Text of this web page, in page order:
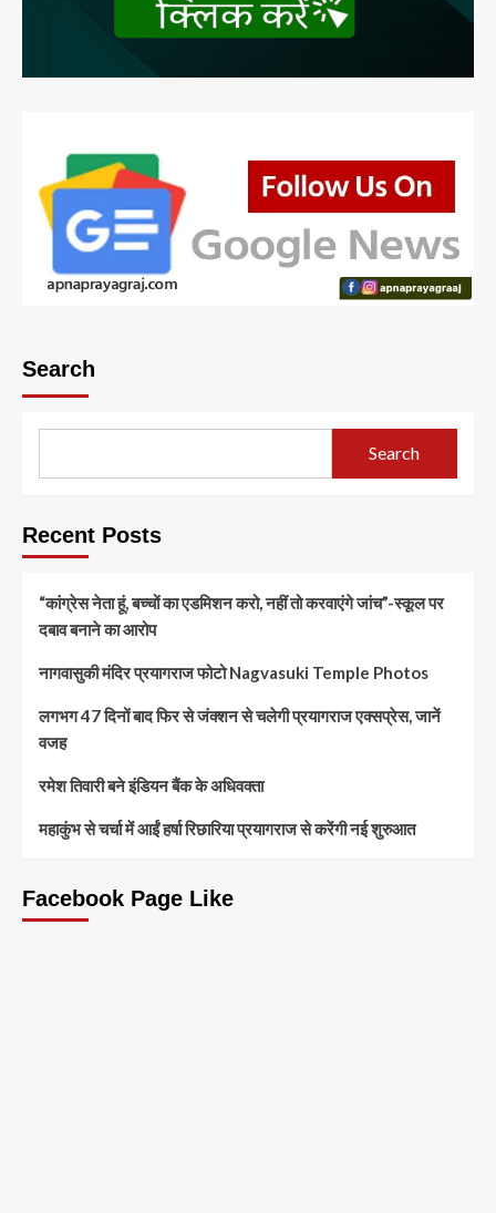
Search
Search
Recent Posts
“कांग्रेस नेता हूं, बच्चों का एडमिशन करो, नहीं तो करवाएंगे जांच”-स्कूल पर
दबाव बनाने का आरोप
नागवासुकी मंदिर प्रयागराज फोटो Nagvasuki Temple Photos
लगभग 47 दिनों बाद फिर से जंक्शन से चलेगी प्रयागराज एक्सप्रेस, जानें
वजह
रमेश तिवारी बने इंडियन बैंक के अधिवक्ता
महाकुंभ से चर्चा में आईं हर्षा रिछारिया प्रयागराज से करेंगी नई शुरुआत
Facebook Page Like